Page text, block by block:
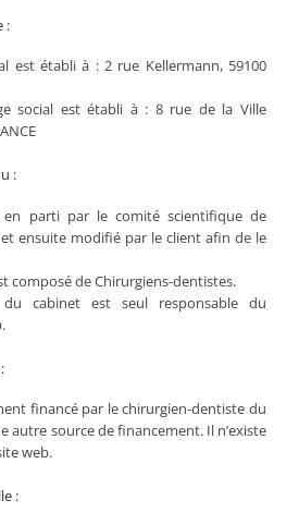
:
est établi à : 2 rue Kellermann, 59100
social est établi à : 8 rue de la Ville
:
parti par le comité scientifique de
et ensuite modifié par le client afin de le
composé de Chirurgiens-dentistes.
du cabinet est seul responsable du
financé par le chirurgien-dentiste du
autre source de financement. Il n’existe
web.
: